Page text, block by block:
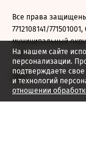
На нашем сайте
персонализации.
подтверждаете свое
и технологий
отношении
Все права
7712108141/
муниципальный
2026